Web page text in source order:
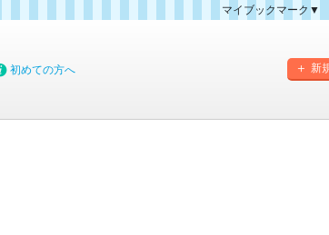
マイブックマーク▼
掲示
新
初めての方へ